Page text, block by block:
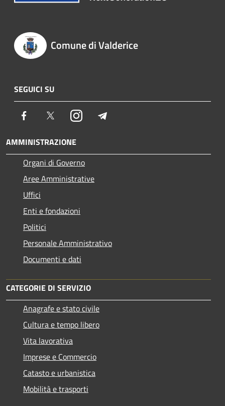
Comune di Valderice
SEGUICI SU
Facebook TwitterInstagram
AMMINISTRAZIONE
Organi di Governo
Aree Amministrative
Uffici
Enti e fondazioni
Politici
Personale Amministrativo
Documenti e dati
CATEGORIE DI SERVIZIO
Anagrafe e stato civile
Cultura e tempo libero
Vita lavorativa
Imprese e Commercio
Catasto e urbanistica
Mobilità e trasporti